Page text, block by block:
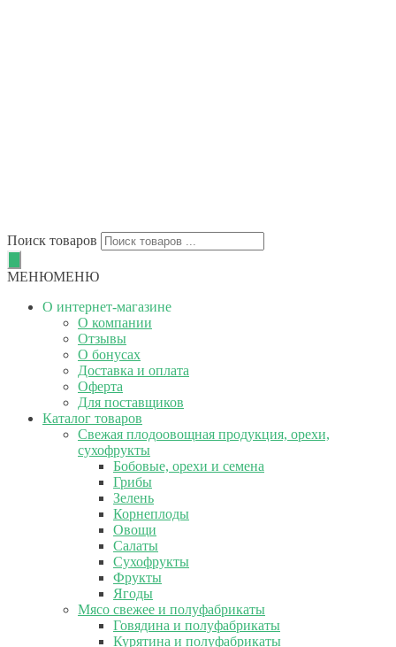
Поиск товаров
МЕНЮМЕНЮ
О интернет-магазине
О компании
Отзывы
О бонусах
Доставка и оплата
Оферта
Для поставщиков
Каталог товаров
Свежая плодоовощная продукция, орехи,
сухофрукты
Бобовые, орехи и семена
Грибы
Зелень
Корнеплоды
Овощи
Салаты
Сухофрукты
Фрукты
Ягоды
Мясо свежее и полуфабрикаты
Говядина и полуфабрикаты
Курятина и полуфабрикаты